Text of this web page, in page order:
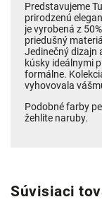
Predstavujeme
prirodzenú
je vyrobená z
priedušný
Jedinečný dizajn
kúsky ideálnymi
formálne.
vyhovovala
Podobné farby
žehlite naruby.
Súvisiaci